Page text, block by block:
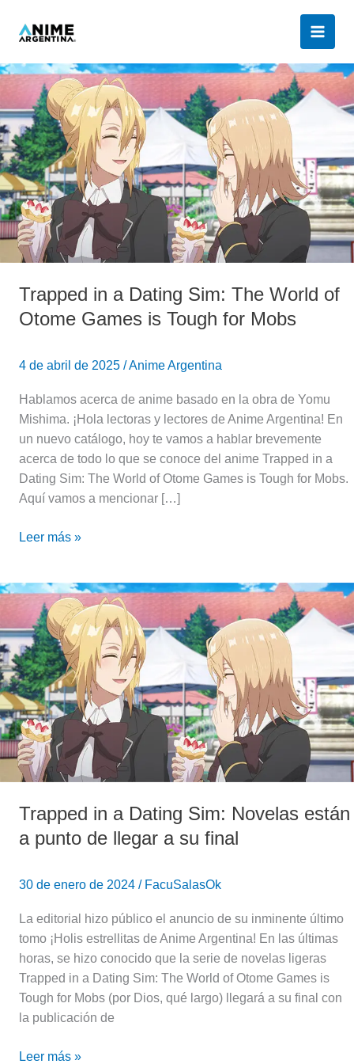
Trapped in a Dating Sim: The World of
Otome Games is Tough for Mobs
4 de abril de 2025 /Anime Argentina
Hablamos acerca de anime basado en la obra de Yomu
Mishima. ¡Hola lectoras y lectores de Anime Argentina! En
un nuevo catálogo, hoy te vamos a hablar brevemente
acerca de todo lo que se conoce del anime Trapped in a
Dating Sim: The World of Otome Games is Tough for Mobs.
Aquí vamos a mencionar […]
Trapped
a
Dating
Sim:
The
World
of
Otome
Games
Tough
for
Mobs
Leer más »
Trapped in a Dating Sim: Novelas están
a punto de llegar a su final
30 de enero de 2024 / FacuSalasOk
La editorial hizo público el anuncio de su inminente último
tomo ¡Holis estrellitas de Anime Argentina! En las últimas
horas, se hizo conocido que la serie de novelas ligeras
Trapped in a Dating Sim: The World of Otome Games is
Tough for Mobs (por Dios, qué largo) llegará a su final con
la publicación de
Trapped
a
Dating
Sim:
Novelas
están
a
punto
de
a
final
Leer más »